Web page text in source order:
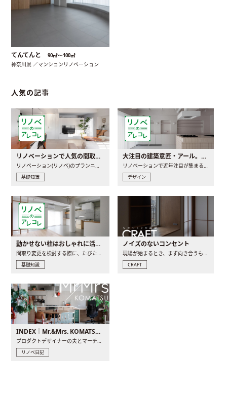
てんてんと 90㎡〜100㎡
神奈川県 ／マンションリノベーション
人気の記事
リノベーションで人気の間取りとは？トレンドの間取りと実例を徹底解説
リノベーション(リノベ)のプランニングで一番最初に決めるのは..
基礎知識
大注目の建築意匠・アール。人気の理由と空間に取り入れるポイント
リノベーションで近年注目が集まる建築意匠の一つであるアール..
デザイン
動かせない柱はおしゃれに活用！柱を魅せるリノベーション(リノベ)4選
間取り変更を検討する際に、たびたび皆さんの頭を悩ませる動か..
基礎知識
ノイズのないコンセント
現場が始まるとき、まず向き合うものの一つがコンセントです..
CRAFT
INDEX｜Mr.&Mrs. KOMATSU renovation diary
プロダクトデザイナーの夫とマーチャンダイザーの妻が、夫婦で..
リノベ日記